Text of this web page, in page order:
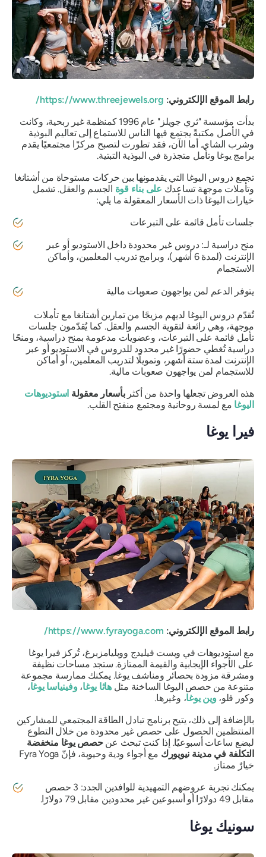
رابط الموقع الإلكتروني: https://www.threejewels.org/
بدأت مؤسسة "ثري جويلز" عام 1996 كمنظمة غير ربحية، وكانت
في الأصل مكتبةً يجتمع فيها الناس للاستماع إلى تعاليم البوذية
وشرب الشاي. أما الآن، فقد تطورت لتصبح مركزًا مجتمعيًا يقدم
برامج يوغا وتأمل متجذرة في البوذية التبتية.
تجمع دروس اليوغا التي يقدمونها بين حركات مستوحاة من أشتانغا
وتأملات موجهة تساعدكعلى بناء قوةالجسم والعقل. تشمل
خيارات اليوغا ذات الأسعار المعقولة ما يلي:
جلسات تأمل قائمة على التبرعات
منح دراسية لـ: دروس غير محدودة داخل الاستوديو أو عبر
الإنترنت (لمدة 6 أشهر)، وبرامج تدريب المعلمين، وأماكن
الاستجمام
يتوفر الدعم لمن يواجهون صعوبات مالية
تُقدّم دروس اليوغا لديهم مزيجًا من تمارين أشتانغا مع تأملات
موجهة، وهي رائعة لتقوية الجسم والعقل. كما يُقدّمون جلسات
تأمل قائمة على التبرعات، وعضويات مدعومة بمنح دراسية، ومنحًا
دراسية تُغطي حضورًا غير محدود للدروس في الاستوديو أو عبر
الإنترنت لمدة ستة أشهر، وتمويلًا لتدريب المعلمين، أو أماكن
للاستجمام لمن يواجهون صعوبات مالية.
هذه العروض تجعلها واحدة من أكثربأسعار معقولةاستوديوهات
اليوغامع لمسة روحانية ومجتمع منفتح القلب.
فيرا يوغا
رابط الموقع الإلكتروني: https://www.fyrayoga.com/
مع استوديوهات في ويست فيليدج وويليامزبرغ، تُركز فيرا يوغا
على الأجواء الإيجابية والقيمة الممتازة. ستجد مساحات نظيفة
ومشرقة مزودة بحصائر ومناشف يوغا. يمكنك ممارسة مجموعة
متنوعة من حصص اليوغا الساخنة مثل هاثا يوغا،وفينياسا يوغا،
وكور فلو،وين يوغا، وغيرها.
بالإضافة إلى ذلك، يتيح برنامج تبادل الطاقة المجتمعي للمشاركين
المنتظمين الحصول على حصص غير محدودة من خلال التطوع
لبضع ساعات أسبوعيًا. إذا كنت تبحث عنحصص يوغا منخفضة
التكلفة في مدينة نيويورك
مع أجواء ودية وحيوية، فإنّ Fyra Yoga
خيارٌ ممتاز.
يمكنك تجربة عروضهم التمهيدية للوافدين الجدد: 3 حصص
مقابل 49 دولارًا أو أسبوعين غير محدودين مقابل 79 دولارًا.
سونيك يوغا